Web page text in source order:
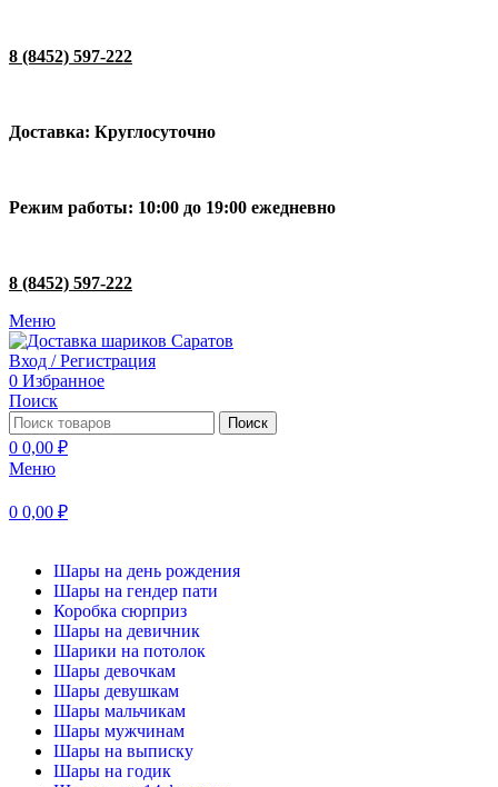
8 (8452) 597-222
Доставка: Круглосуточно
Режим работы: 10:00 до 19:00 ежедневно
8 (8452) 597-222
Меню
Вход / Регистрация
0 Избранное
Поиск
Поиск
0 0,00 ₽
Меню
0 0,00 ₽
Шары на день рождения
Шары на гендер пати
Коробка сюрприз
Шары на девичник
Шарики на потолок
Шары девочкам
Шары девушкам
Шары мальчикам
Шары мужчинам
Шары на выписку
Шары на годик